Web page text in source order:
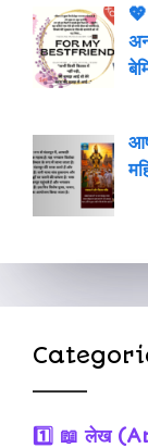
1️⃣ 📖 लेख